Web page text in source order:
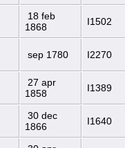
18 feb
1868
I1502
sep 1780 I2270
27 apr
1858
I1389
30 dec
1866
I1640